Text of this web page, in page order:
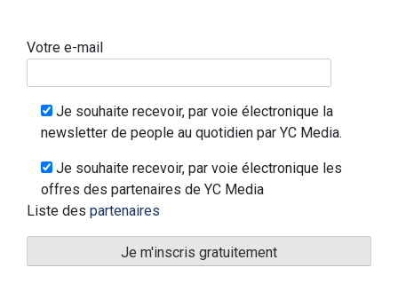
Votre e-mail
Je souhaite recevoir, par voie électronique la
newsletter de people au quotidien par YC Media.
Je souhaite recevoir, par voie électronique les
offres des partenaires de YC Media
Liste des partenaires